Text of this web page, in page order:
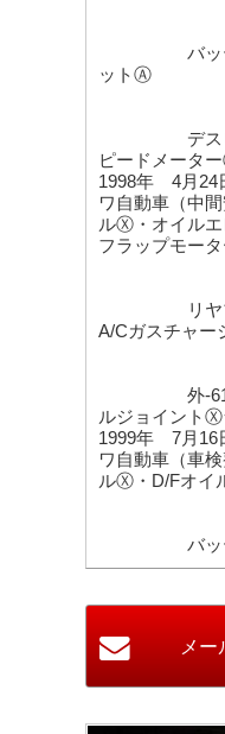
バッテリ
ットⒶ
デスビベ
ピードメータ
1998年 4月
ワ自動車（中
ルⓍ・オイル
フラップモー
リヤブロ
A/Cガスチャ
外-610、
ルジョイント
1999年 7月
ワ自動車（車
ルⓍ・D/Fオイ
バッテリ